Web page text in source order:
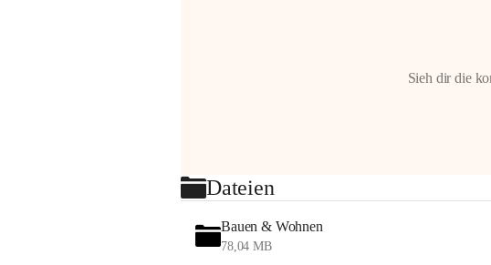
Sieh dir die
Dateien
Bauen & Wohnen
78,04 MB